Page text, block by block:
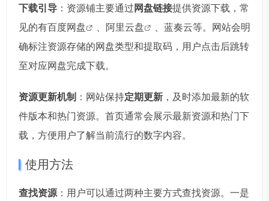
下载引导 ：资源铺主要通过网盘链接提供资源下载，常
见的有百度网盘 、阿里云盘
、蓝奏云等。网站会明
确标注资源存储的网盘类型和提取码，用户点击后跳转
至对应网盘完成下载。
资源更新机制 ：网站保持定期更新 ，及时添加最新的软
件版本和热门资源。首页通常会展示最新资源和热门下
载，方便用户了解当前流行的数字内容。
使用方法
查找资源：用户可以通过两种主要方式查找资源。一是